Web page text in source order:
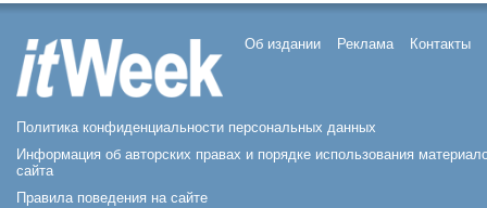
Об издании Реклама Контакты
Политика конфиденциальности персональных данных
Информация об авторских правах и порядке использования
сайта
Правила поведения на сайте